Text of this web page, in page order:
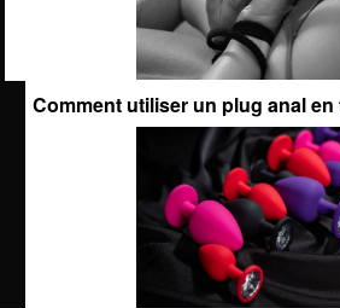
Comment utiliser un plug anal